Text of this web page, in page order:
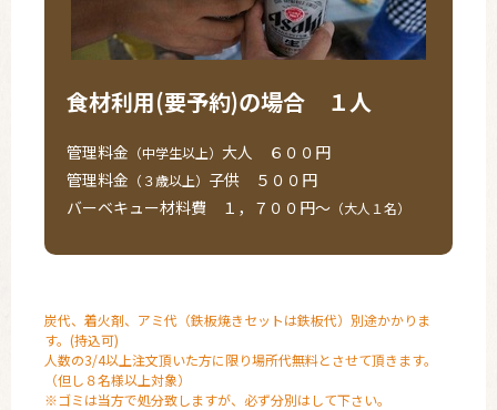
食材利用(要予約)の場合 １人
管理料金 （中学生以上） 大人 ６００円
管理料金 （３歳以上） 子供 ５００円
バーベキュー材料費 １，７００円～ （大人１名）
炭代、着火剤、アミ代 （鉄板焼きセットは鉄板代） 別途かかりま
す。(持込可)
人数の3/4以上注文頂いた方に限り場所代無料とさせて頂きます。
（但し８名様以上対象）
※ゴミは当方で処分致しますが、必ず分別はして下さい。